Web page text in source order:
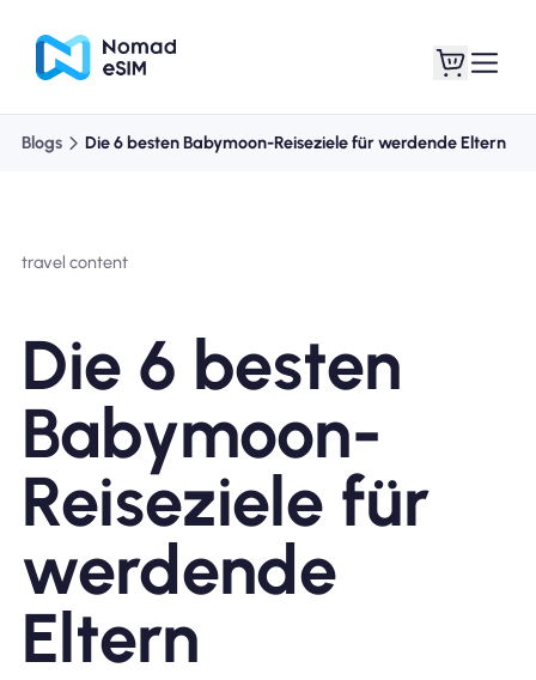
Shop-Tarife
Über eSIM
Warum Nomad eSIM
Blogs Die 6 besten Babymoon-Reiseziele für werdende Eltern
travel content
Die 6 besten
Babymoon-
Reiseziele für
werdende
Eltern